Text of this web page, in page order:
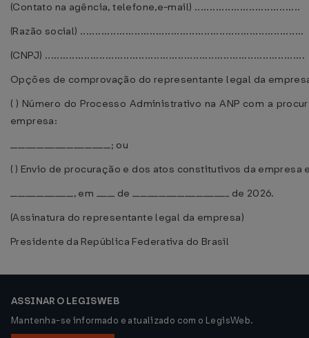
(Contato na agência, telefone,e-mail) ...................................
(Razão social) ..........................................................................
(CNPJ) ......................................................................................
Opções de comprovação do representante legal da
( ) Número do Processo Administrativo na ANP com a
empresa:
___________________________; ou
( ) Envio de procuração e dos atos constitutivos da empresa
_________________, em _____ de __________________________ de 2026.
(Assinatura do representante legal da empresa)
Presidente da República Federativa do Brasil
ASSINAR O LEGISWEB
Mantenha-se informado e atualizado com o LegisWeb.